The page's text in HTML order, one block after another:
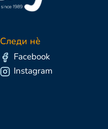
Следи нè
Facebook
Instagram